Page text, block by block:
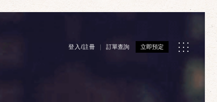
登入/註冊 訂單查詢 立即預定